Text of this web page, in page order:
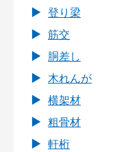
登り梁
筋交
胴差し
木れんが
横架材
粗骨材
軒桁